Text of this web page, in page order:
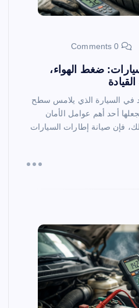
ضغط الهواء،
في السيارة الذي يلامس سطح
أحد أهم عوامل الأمان
فإن صيانة إطارات السيارات